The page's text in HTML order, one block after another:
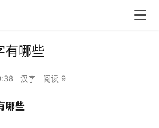
有哪些
汉字 阅读 9
哪些